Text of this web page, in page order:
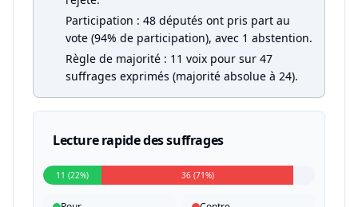
Participation : 48 députés ont pris part au
vote (94% de participation), avec 1 abstention.
Règle de majorité : 11 voix pour sur 47
suffrages exprimés (majorité absolue à 24).
Lecture rapide des suffrages
11 (22%) 36 (71%)